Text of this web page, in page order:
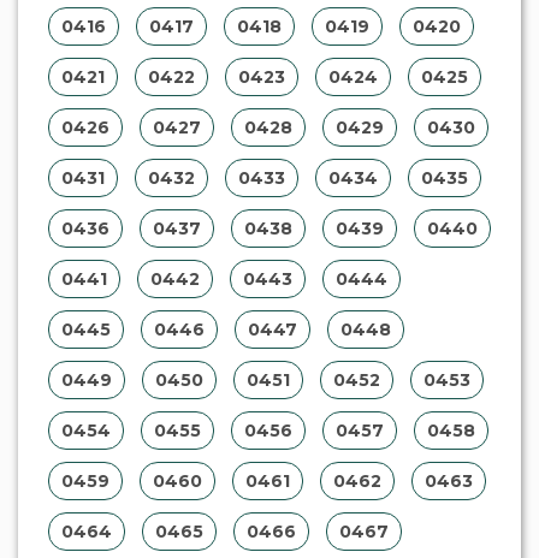
0416 0417 0418 0419 0420
0421 0422 0423 0424 0425
0426 0427 0428 0429 0430
0431 0432 0433 0434 0435
0436 0437 0438 0439 0440
0441 0442 0443 0444
0445 0446 0447 0448
0449 0450 0451 0452 0453
0454 0455 0456 0457 0458
0459 0460 0461 0462 0463
0464 0465 0466 0467